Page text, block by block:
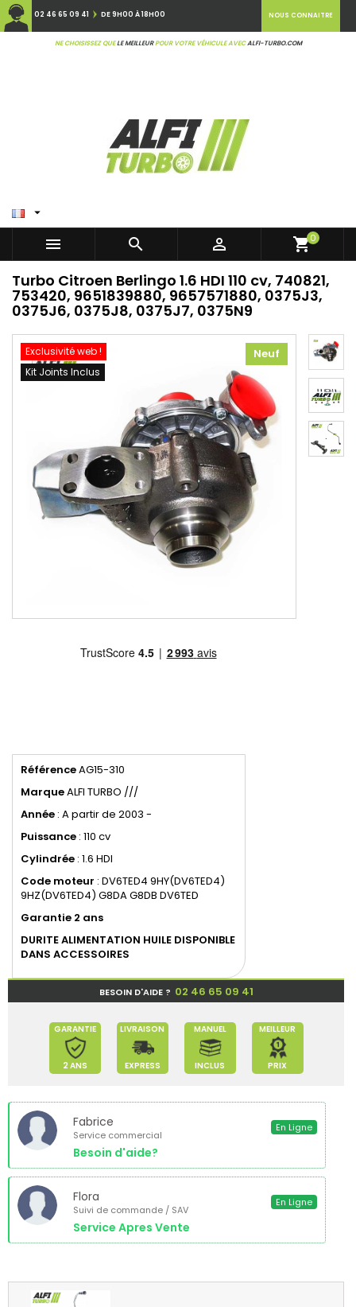
02 46 65 09 41 DE 9H00 À 18H00
NE CHOISISSEZ QUELE MEILLEURPOUR VOTRE VÉHICULE AVECALFI-TURBO.COM
NOUS CONNAITRE

   shopping_cart0
Turbo Citroen Berlingo 1.6 HDI 110 cv, 740821,
753420, 9651839880, 9657571880, 0375J3,
0375J6, 0375J8, 0375J7, 0375N9
Exclusivité web !
Kit Joints Inclus
Neuf
RéférenceAG15-310
MarqueALFI TURBO ///
Année : A partir de 2003 -
Puissance : 110 cv
Cylindrée : 1.6 HDI
Code moteur : DV6TED4 9HY(DV6TED4)
9HZ(DV6TED4) G8DA G8DB DV6TED
Garantie 2 ans
DURITE ALIMENTATION HUILE DISPONIBLE
DANS ACCESSOIRES
BESOIN D'AIDE ? 02 46 65 09 41
GARANTIE
2 ANS
LIVRAISON
EXPRESS
MANUEL
INCLUS
MEILLEUR
PRIX
Fabrice
Service commercial
Besoin d'aide?
En Ligne
Flora
Suivi de commande / SAV
Service Apres Vente
En Ligne